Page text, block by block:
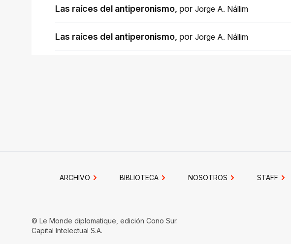
Las raíces del antiperonismo, por Jorge A. Nállim
Las raíces del antiperonismo, por Jorge A. Nállim
ARCHIVO BIBLIOTECA NOSOTROS STAFF
© Le Monde diplomatique, edición Cono Sur.
Capital Intelectual S.A.